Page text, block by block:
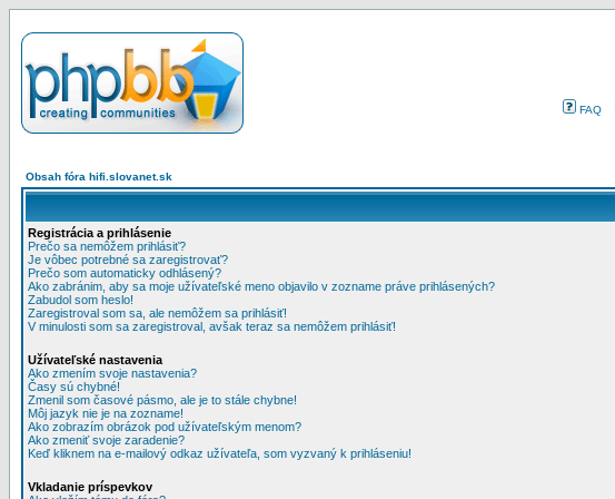
FAQ
Obsah fóra hifi.slovanet.sk
Registrácia a prihlásenie
Prečo sa nemôžem prihlásiť?
Je vôbec potrebné sa zaregistrovať?
Prečo som automaticky odhlásený?
Ako zabránim, aby sa moje užívateľské meno objavilo v zozname práve prihlásených?
Zabudol som heslo!
Zaregistroval som sa, ale nemôžem sa prihlásiť!
V minulosti som sa zaregistroval, avšak teraz sa nemôžem prihlásiť!
Užívateľské nastavenia
Ako zmením svoje nastavenia?
Časy sú chybné!
Zmenil som časové pásmo, ale je to stále chybne!
Môj jazyk nie je na zozname!
Ako zobrazím obrázok pod užívateľským menom?
Ako zmeniť svoje zaradenie?
Keď kliknem na e-mailový odkaz užívateľa, som vyzvaný k prihláseniu!
Vkladanie príspevkov